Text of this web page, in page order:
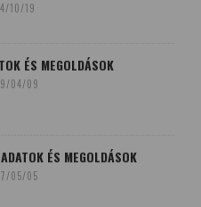
10/19
ÉS MEGOLDÁSOK
04/09
ÉS MEGOLDÁSOK
05/05